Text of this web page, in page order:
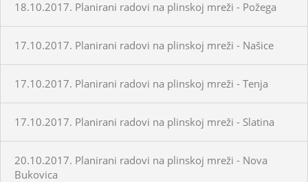
18.10.2017. Planirani radovi na plinskoj mreži - Požega
17.10.2017. Planirani radovi na plinskoj mreži - Našice
17.10.2017. Planirani radovi na plinskoj mreži - Tenja
17.10.2017. Planirani radovi na plinskoj mreži - Slatina
20.10.2017. Planirani radovi na plinskoj mreži - Nova
Bukovica